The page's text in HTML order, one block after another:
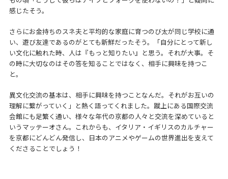
感じたそう。
さらにお金持ちのスネ夫と平均的な家庭に育つのび太が同じ学校に通
い、遊び友達であるのがとても新鮮だったそう。「自分にとって新し
い文化に触れた時、人は『もっと知りたい』と思う。それが大事。そ
の時に大切なのはその答を知ることではなく、相手に興味を持つこ
と。
異文化交流の基本は、相手に興味を持つことなんだ。それがお互いの
理解に繋がっていく」と熱く語ってくれました。蹴上にある国際交流
会館にも足繁く通い、様々な年代の京都の人々と交流を深めていると
いうマッテーオさん。これからも、イタリア・イギリスのカルチャー
を京都にどんどん発信し、日本のアニメやゲームの世界進出を支えて
くださることでしょう！